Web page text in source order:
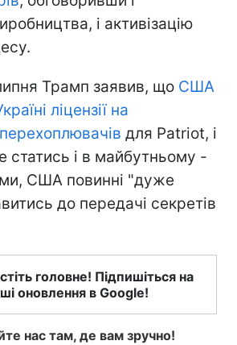
і активізацію
Трамп заявив, що США
ліцензії на
для Patriot, і
статись і в майбутньому -
США повинні "дуже
до передачі секретів
головне! Підпишіться на
оновлення в Google!
нас там, де вам зручно!